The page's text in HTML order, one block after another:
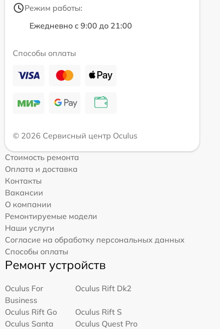
Режим работы:
Ежедневно с 9:00 до 21:00
Способы оплаты
© 2026 Сервисный центр Oculus
Стоимость ремонта
Оплата и доставка
Контакты
Вакансии
О компании
Ремонтируемые модели
Наши услуги
Согласие на обработку персональных данных
Способы оплаты
Ремонт устройств
Oculus For
Business
Oculus Rift Dk2
Oculus Rift Go
Oculus Rift S
Oculus Santa
Oculus Quest Pro